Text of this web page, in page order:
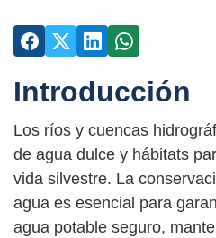
Introducción
Los ríos y cuencas
de agua dulce y hábitats
vida silvestre. La
agua es esencial para
agua potable seguro,